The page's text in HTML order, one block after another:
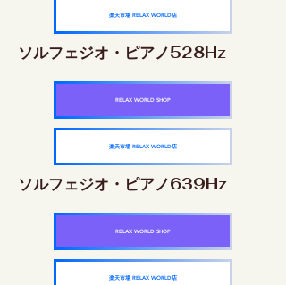
楽天市場 RELAX WORLD店
ソルフェジオ・ピアノ528Hz
RELAX WORLD SHOP
楽天市場 RELAX WORLD店
ソルフェジオ・ピアノ639Hz
RELAX WORLD SHOP
楽天市場 RELAX WORLD店